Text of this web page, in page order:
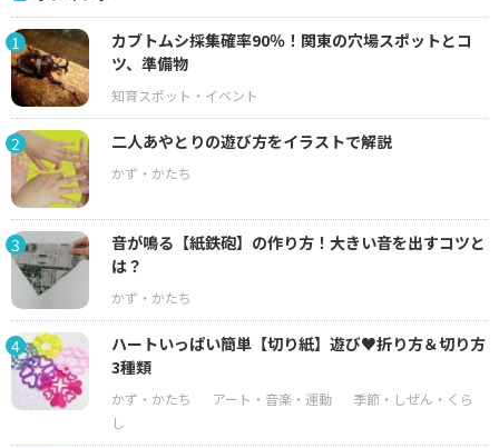
1
カブトムシ採集確率90％！関東の穴場スポットとコ
ツ、準備物
2 二人あやとりの遊び方をイラストで解説
3
音が鳴る【紙鉄砲】の作り方！大きい音を出すコツと
は？
4
ハートいっぱい簡単【切り紙】遊び♥折り方＆切り方
3種類